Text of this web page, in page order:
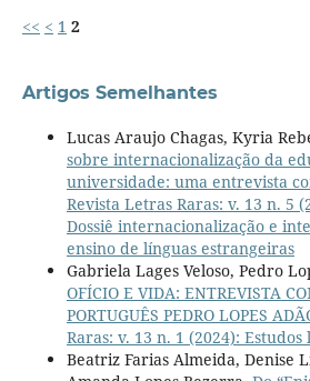
<< < 1 2
Artigos Semelhantes
Lucas Araujo Chagas, Kyria
sobre internacionalização da
universidade: uma entrevista
Revista Letras Raras: v. 13 n. 5
Dossiê internacionalização e
ensino de línguas estrangeiras
Gabriela Lages Veloso, Pedro
OFÍCIO E VIDA: ENTREVISTA
PORTUGUÊS PEDRO LOPES
Raras: v. 13 n. 1 (2024):
Beatriz Farias Almeida, Denise